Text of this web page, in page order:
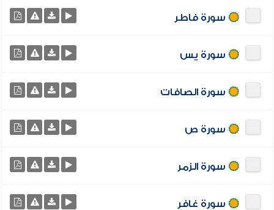
سورة فاطر
سورة يس
سورة الصافات
سورة ص
سورة الزمر
سورة غافر